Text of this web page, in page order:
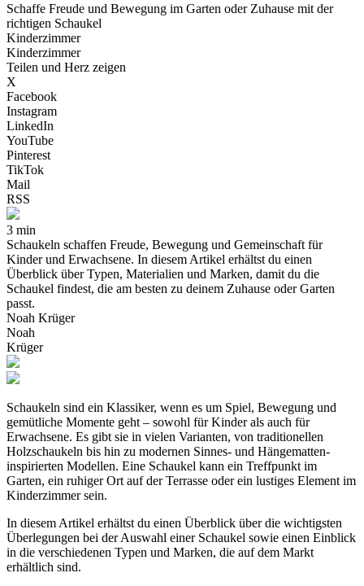
Schaffe Freude und Bewegung im Garten oder Zuhause mit der
richtigen Schaukel
Kinderzimmer
Kinderzimmer
Teilen und Herz zeigen
X
Facebook
Instagram
LinkedIn
YouTube
Pinterest
TikTok
Mail
RSS
3 min
Schaukeln schaffen Freude, Bewegung und Gemeinschaft für
Kinder und Erwachsene. In diesem Artikel erhältst du einen
Überblick über Typen, Materialien und Marken, damit du die
Schaukel findest, die am besten zu deinem Zuhause oder Garten
passt.
Noah Krüger
Noah
Krüger
Schaukeln sind ein Klassiker, wenn es um Spiel, Bewegung und
gemütliche Momente geht – sowohl für Kinder als auch für
Erwachsene. Es gibt sie in vielen Varianten, von traditionellen
Holzschaukeln bis hin zu modernen Sinnes- und Hängematten-
inspirierten Modellen. Eine Schaukel kann ein Treffpunkt im
Garten, ein ruhiger Ort auf der Terrasse oder ein lustiges Element im
Kinderzimmer sein.
In diesem Artikel erhältst du einen Überblick über die wichtigsten
Überlegungen bei der Auswahl einer Schaukel sowie einen Einblick
in die verschiedenen Typen und Marken, die auf dem Markt
erhältlich sind.